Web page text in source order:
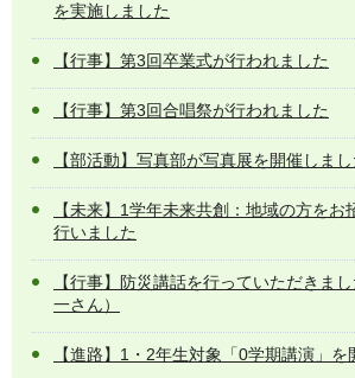
を実施しました
【行事】第3回卒業式が行われました
【行事】第3回合唱祭が行われました
【部活動】写真部が写真展を開催しま
【未来】1学年未来共創：地域の方をお
行いました
【行事】防災講話を行っていただきま
一さん）
【進路】1・2年生対象「0学期講演」を